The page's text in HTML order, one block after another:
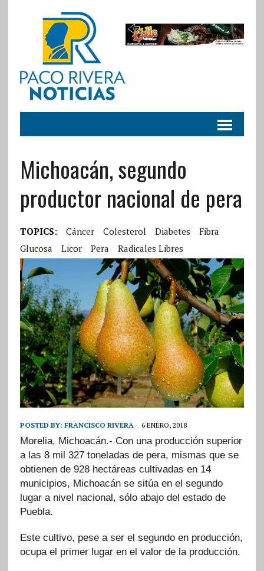
Michoacán, segundo
productor nacional de pera
TOPICS: Cáncer Colesterol Diabetes
Fibra
Glucosa
Licor Pera Radicales Libres
POSTED BY: FRANCISCO RIVERA 6 ENERO, 2018
Morelia, Michoacán.- Con una producción superior
a las 8 mil 327 toneladas de pera, mismas que se
obtienen de 928 hectáreas cultivadas en 14
municipios, Michoacán se sitúa en el segundo
lugar a nivel nacional, sólo abajo del estado de
Puebla.
Este cultivo, pese a ser el segundo en producción,
ocupa el primer lugar en el valor de la producción.